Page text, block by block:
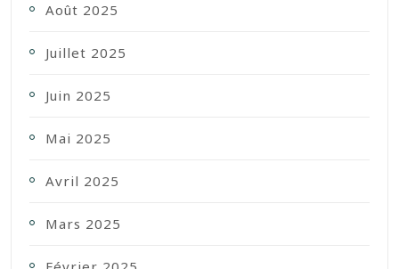
Août 2025
Juillet 2025
Juin 2025
Mai 2025
Avril 2025
Mars 2025